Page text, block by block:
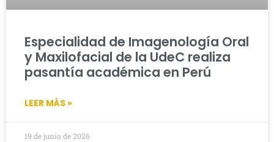
Especialidad de Imagenología Oral
y Maxilofacial de la UdeC realiza
pasantía académica en Perú
LEER MÁS »
19 de junio de 2026